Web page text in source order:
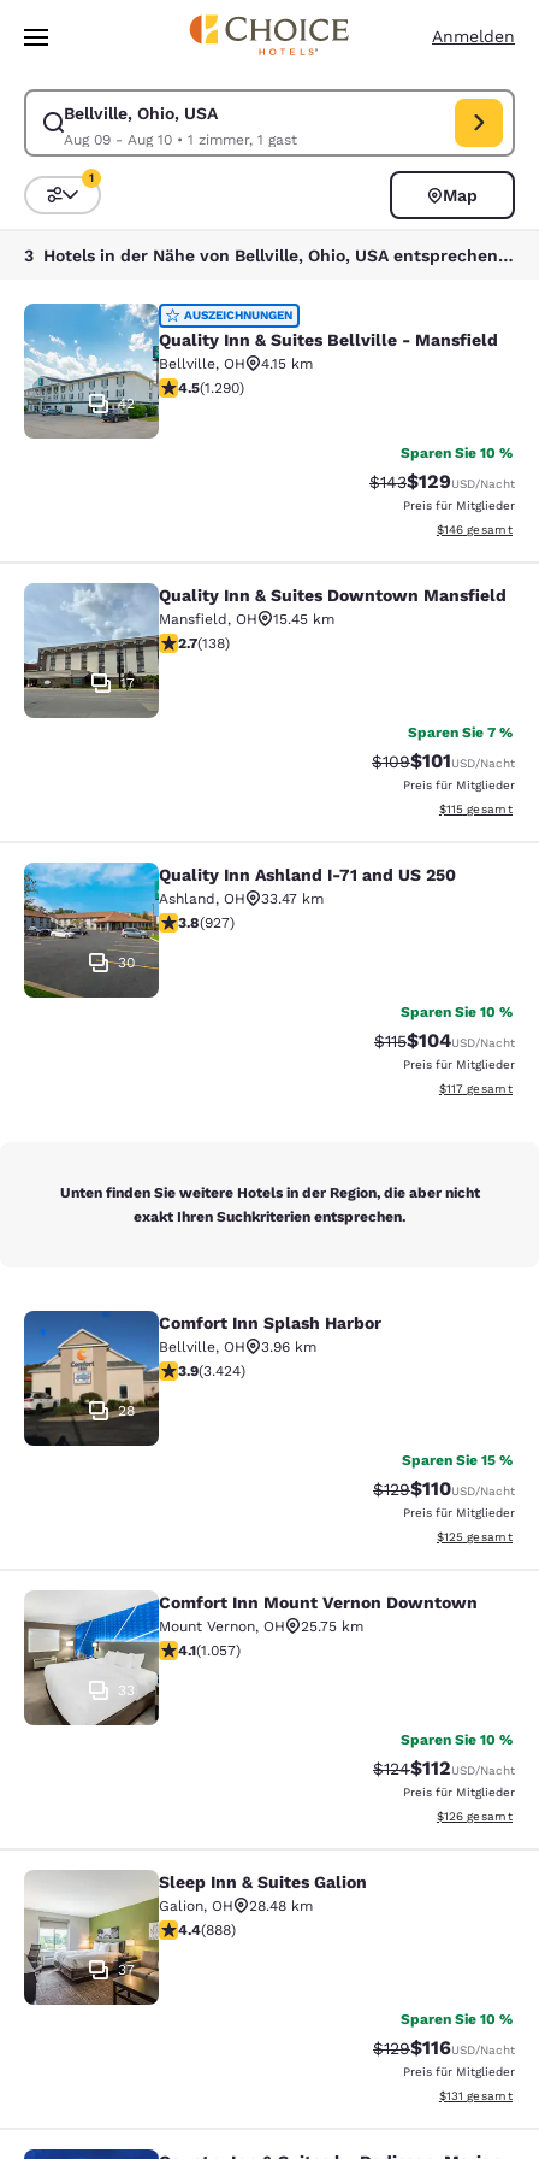
Weiter Zu Hauptinhalt
Anmelden
Bellville, Ohio, USA
Aug 09 - Aug 10• 1 zimmer, 1 gast
Suche für Bellville, Ohio, USA ändern. Check-in-Datum Aug 09, Check-
Sortieren und Filtern,
1
Map
3 Hotels in der Nähe von Bellville, Ohio, USA entsprechen Ihren Filtern
Quality Inn & Suites Bellville -
42
AUSZEICHNUNGEN
Quality Inn & Suites Bellville - Mansfield
Bellville, OH
4.15 km
4.46-Sterne-Bewertung. Hervorragend. 1290
4.5(1.290)
Sparen Sie 10 %
Durchgestrichener
$143Vergünstigter
$129USD/Nacht
Preis für Mitglieder
Geschätzte
$146 gesamt
Quality Inn & Suites Downtown
17
Quality Inn & Suites Downtown Mansfield
Mansfield, OH
15.45 km
2.7-Sterne-Bewertung. Mittelmäßig. 138 Bewertungen
2.7(138)
Sparen Sie 7 %
Durchgestrichener
$109Vergünstigter
$101USD/Nacht
Preis für Mitglieder
Geschätzte
$115 gesamt
Quality Inn Ashland I-71 and US 250
30
Quality Inn Ashland I-71 and US 250
Ashland, OH
33.47 km
3.8-Sterne-Bewertung. Gut. 927 Bewertungen
3.8(927)
Sparen Sie 10 %
Durchgestrichener
$115Vergünstigter
$104USD/Nacht
Preis für Mitglieder
Geschätzte
$117 gesamt
Unten finden Sie weitere Hotels in der Region, die aber nicht
exakt Ihren Suchkriterien entsprechen.
Comfort Inn Splash Harbor
28
Comfort Inn Splash Harbor
Bellville, OH
3.96 km
3.88-Sterne-Bewertung. Gut. 3424 Bewertungen
3.9(3.424)
Sparen Sie 15 %
Durchgestrichener
$129Vergünstigter
$110USD/Nacht
Preis für Mitglieder
Geschätzte
$125 gesamt
Comfort Inn Mount Vernon
33
Comfort Inn Mount Vernon Downtown
Mount Vernon, OH
25.75 km
4.09-Sterne-Bewertung. Sehr gut. 1057 Bewertungen
4.1(1.057)
Sparen Sie 10 %
Durchgestrichener
$124Vergünstigter
$112USD/Nacht
Preis für Mitglieder
Geschätzte
$126 gesamt
Sleep Inn & Suites Galion
37
Sleep Inn & Suites Galion
Galion, OH
28.48 km
4.36-Sterne-Bewertung. Hervorragend. 888
4.4(888)
Sparen Sie 10 %
Durchgestrichener
$129Vergünstigter
$116USD/Nacht
Preis für Mitglieder
Geschätzte
$131 gesamt